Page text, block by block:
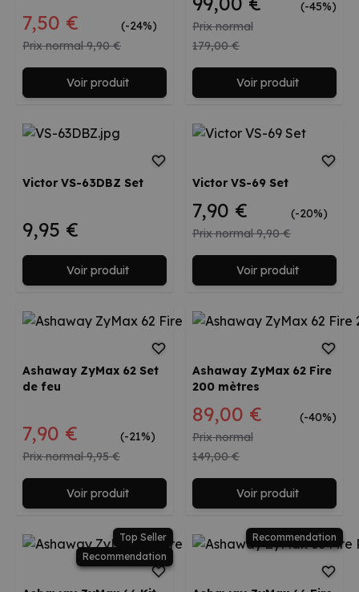
Prix spécial
7,50 €
Prix normal 9,90 €
(-24%)
Voir produit
Prix normal
179,00 €
(-45%)
Voir produit
Victor VS-63DBZ Set
9,95 €
Voir produit
Victor VS-69 Set
7,90 €
Prix normal 9,90 €
(-20%)
Voir produit
Ashaway ZyMax 62 Set
de feu
Prix spécial
7,90 €
Prix normal 9,95 €
(-21%)
Voir produit
Ashaway ZyMax 62 Fire
200 mètres
Prix spécial
89,00 €
Prix normal
149,00 €
(-40%)
Voir produit
Top Seller
Recommendation
Recommendation